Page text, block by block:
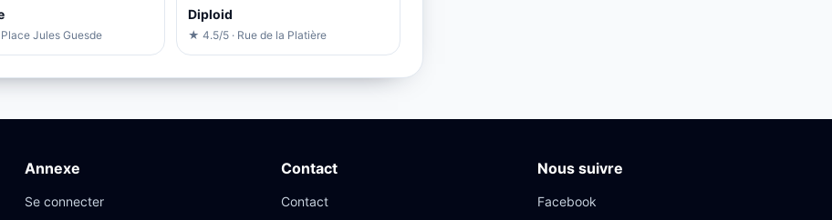
Jules Guesde
Diploid
★ 4.5/5 · Rue de la Platière
Annexe
Se connecter
Contact
Contact
Nous suivre
Facebook